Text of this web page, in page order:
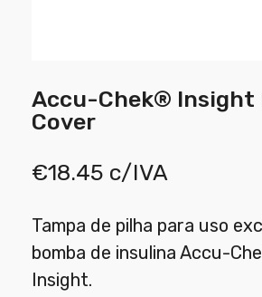
Accu-Chek® Insight
Cover
€18.45 c/IVA
Tampa de pilha para uso
bomba de insulina Accu-
Insight.